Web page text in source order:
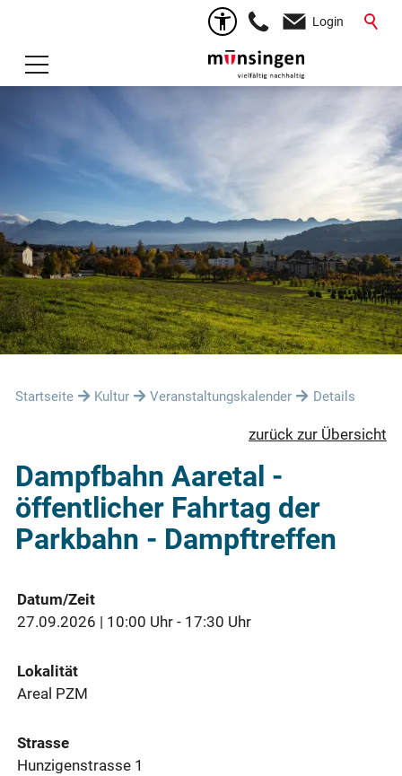
Login
Startseite Kultur Veranstaltungskalender Details
zurück zur Übersicht
Dampfbahn Aaretal -
öffentlicher Fahrtag der
Parkbahn - Dampftreffen
Datum/Zeit
27.09.2026 | 10:00 Uhr - 17:30 Uhr
Lokalität
Areal PZM
Strasse
Hunzigenstrasse 1